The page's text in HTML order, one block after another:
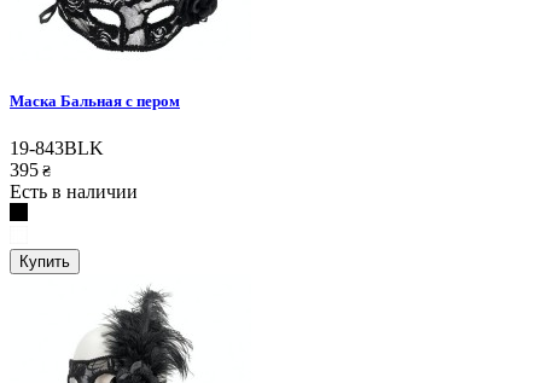
Маска Бальная с пером
19-843BLK
395 ₴
Есть в наличии
Купить